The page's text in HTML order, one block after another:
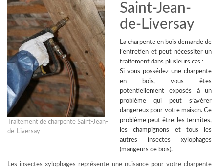
Traitement de charpente Saint-Jean-
de-Liversay
Saint-Jean-
de-Liversay
La charpente en bois demande de
l’entretien et peut nécessiter un
traitement dans plusieurs cas :
Si vous possédez une charpente
en bois, vous êtes
potentiellement exposés à un
problème qui peut s’avérer
dangereux pour votre maison. Ce
problème peut être: les termites,
les champignons et tous les
autres insectes xylophages
(mangeurs de bois).
Les insectes xylophages représente une nuisance pour votre charpente